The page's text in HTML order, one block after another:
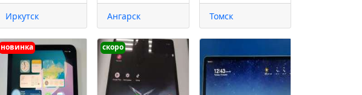
Иркутск Ангарск Томск
новинка скоро